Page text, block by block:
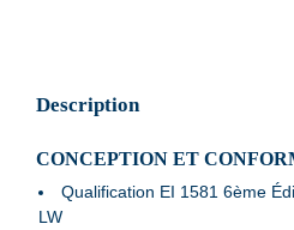
Description
CONCEPTION ET
Qualification EI 1581 6ème
LW